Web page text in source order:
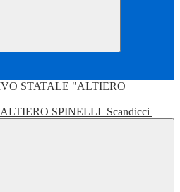
ALTIERO SPINELLI Scandicci